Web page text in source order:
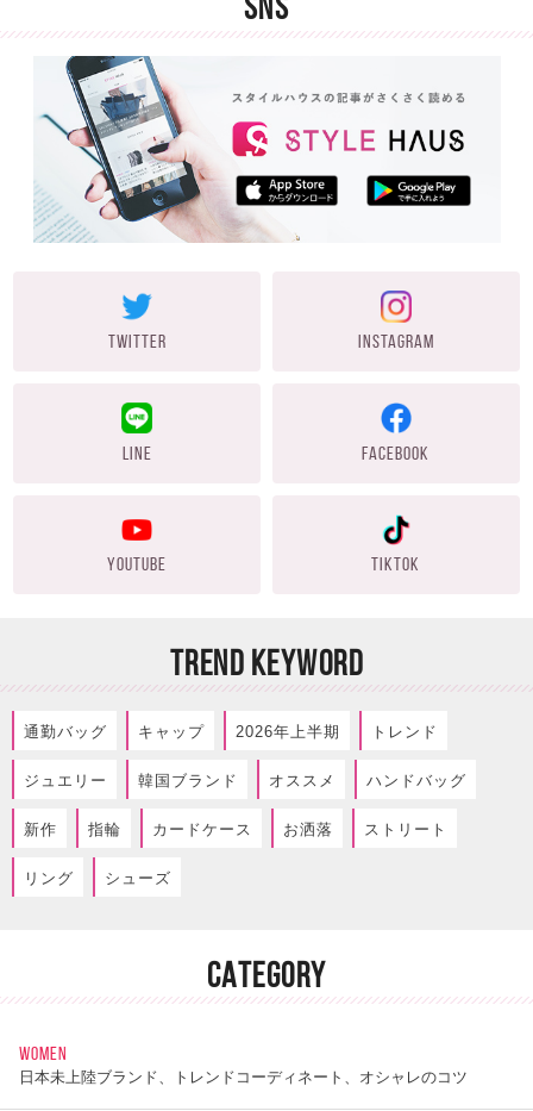
TWITTER INSTAGRAM
LINE FACEBOOK
YOUTUBE TIKTOK
TREND KEYWORD
通勤バッグ キャップ 2026年上半期 トレンド
ジュエリー 韓国ブランド オススメ ハンドバッグ
新作 指輪 カードケース お洒落 ストリート
リング シューズ
CATEGORY
WOMEN
日本未上陸ブランド、トレンドコーディネート、オシャレのコツ